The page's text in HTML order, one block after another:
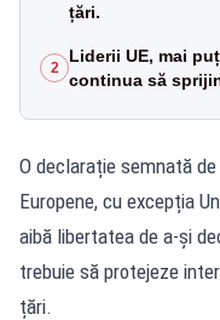
țări.
2
Liderii UE, mai
continua să
O declarație semnată
Europene, cu excepția
aibă libertatea de a-şi
trebuie să protejeze
țări.